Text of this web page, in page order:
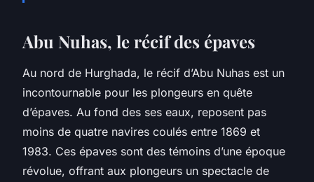
Abu Nuhas, le récif des épaves
Au nord de Hurghada, le récif d’Abu Nuhas est un
incontournable pour les plongeurs en quête
d’épaves. Au fond des ses eaux, reposent pas
moins de quatre navires coulés entre 1869 et
1983. Ces épaves sont des témoins d’une époque
révolue, offrant aux plongeurs un spectacle de